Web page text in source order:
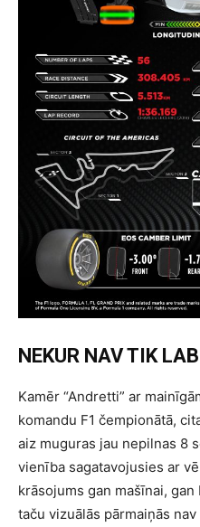
NEKUR NAV TIK
Kamēr “Andretti” ar
komandu F1 čempionātā,
aiz muguras jau nepilnas 8
vienība sagatavojusies ar
krāsojums gan mašīnai,
taču vizuālās pārmaiņās